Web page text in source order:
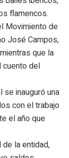
flamencos.
Movimiento de
José Campos,
que la
cuento del
se inauguró una
con el trabajo
el año que
de la entidad,